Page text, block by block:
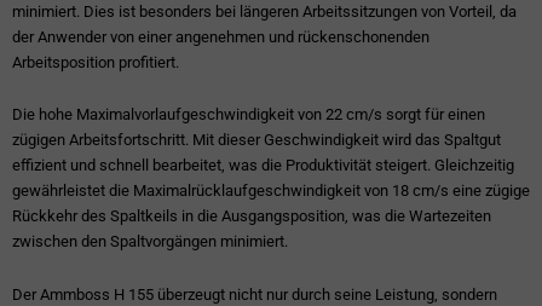
minimiert. Dies ist besonders bei längeren Arbeitssitzungen von Vorteil, da
der Anwender von einer angenehmen und rückenschonenden
Arbeitsposition profitiert.
Die hohe Maximalvorlaufgeschwindigkeit von 22 cm/s sorgt für einen
zügigen Arbeitsfortschritt. Mit dieser Geschwindigkeit wird das Spaltgut
effizient und schnell bearbeitet, was die Produktivität steigert. Gleichzeitig
gewährleistet die Maximalrücklaufgeschwindigkeit von 18 cm/s eine zügige
Rückkehr des Spaltkeils in die Ausgangsposition, was die Wartezeiten
zwischen den Spaltvorgängen minimiert.
Der Ammboss H 155 überzeugt nicht nur durch seine Leistung, sondern